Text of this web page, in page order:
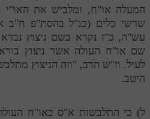
אודות האתר
בעל הסולם
אתר הבית
לאתר ספר הרב
המעלה או"ח, ומלביש את
שרשי כלים (כנ"ל בהסת"פ ח"ב
עש"ה, כ"ז נקרא בשם ניצוץ נברא
שם או"ח העולה אשר ניצוץ
לעיל. וז"ש הרב, "וזה הניצוץ
היטב.
ל) כי התלבשות א"ס באו"ח